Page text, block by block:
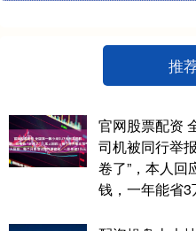
推
官网股票配资
司机被同行举
卷了”，本人回
钱，一年能省3